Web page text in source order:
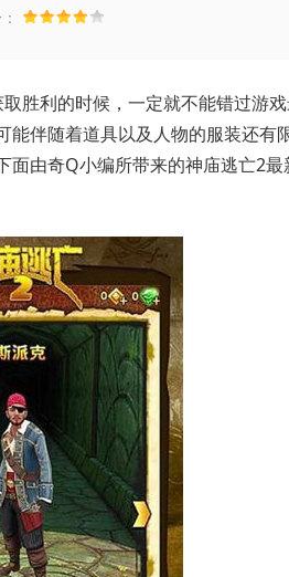
胜利的时候，一定就不能错过游
伴随着道具以及人物的服装还有
由奇Q小编所带来的神庙逃亡2